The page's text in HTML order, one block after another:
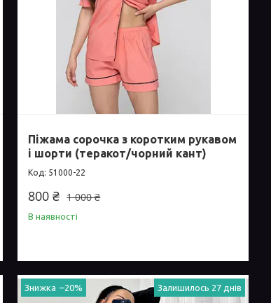
Піжама сорочка з коротким рукавом
і шорти (теракот/чорний кант)
51000-22
1 000 ₴
800 ₴
В наявності
–20% Залишилось 27 днів